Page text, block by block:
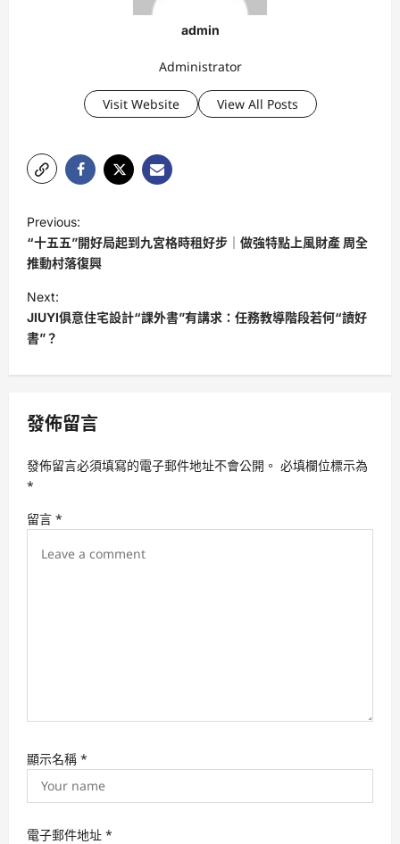
admin
Administrator
Visit Website View All Posts
o
s
t
n
a
v
g
a
t
i
Previous:
“十五五”開好局起到九宮格時租好步｜做強特點上風財產 周全
推動村落復興
Next:
JIUYI俱意住宅設計“課外書”有講求：任務教導階段若何“讀好
書”？
發佈留言
發佈留言必須填寫的電子郵件地址不會公開。 必填欄位標示為
*
留言 *
顯示名稱 *
電子郵件地址 *